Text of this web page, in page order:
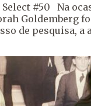
#50 Na
de pesquisa,